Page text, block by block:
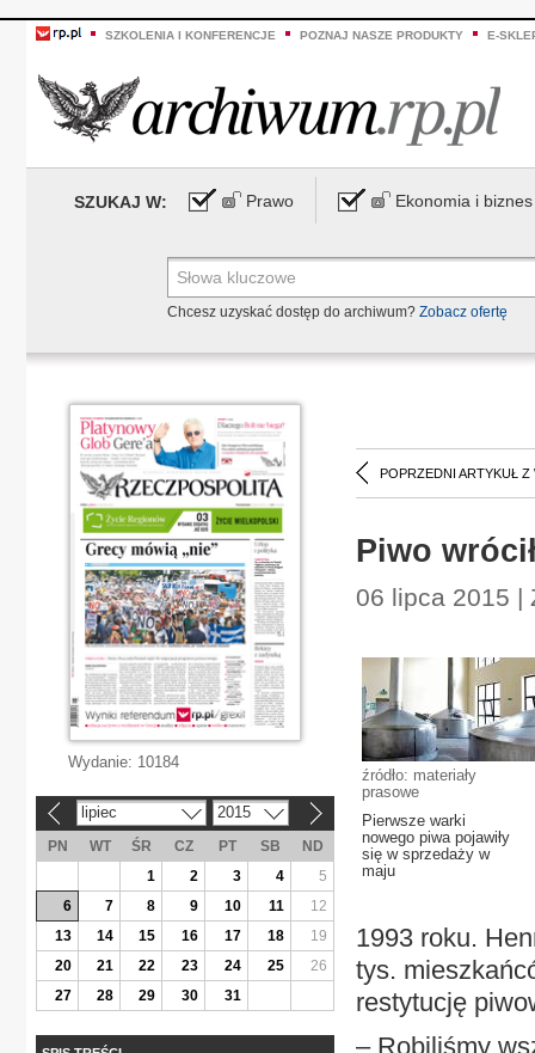
SZKOLENIA I KONFERENCJE POZNAJ NASZE PRODUKTY E-
SZUKAJ W: Prawo Ekonomia i biznes
Chcesz uzyskać dostęp do archiwum? Zobacz ofertę
POPRZEDNI ARTYKUŁ Z
Piwo
06 lipca 2015 |
źródło: materiały
prasowe
Pierwsze warki
nowego piwa pojawiły
się w sprzedaży w
maju
1993 roku.
tys.
restytucję
– Robiliśmy
Wydanie: 10184
lipiec 2015
PN WT ŚR CZ PT SB
ND
1
2 3 4
5
6
7 8 9 10 11
12
13
14 15 16 17 18
19
20
21 22 23 24 25
26
27
28 29 30 31